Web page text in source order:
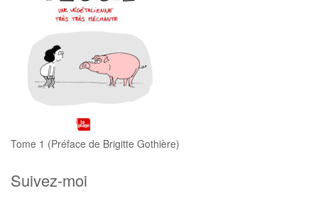
Tome 1 (Préface de Brigitte Gothière)
Suivez-moi